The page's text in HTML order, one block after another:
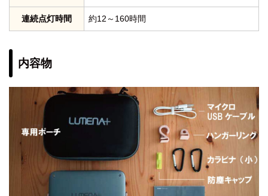
連続点灯時間 約12～160時間
内容物